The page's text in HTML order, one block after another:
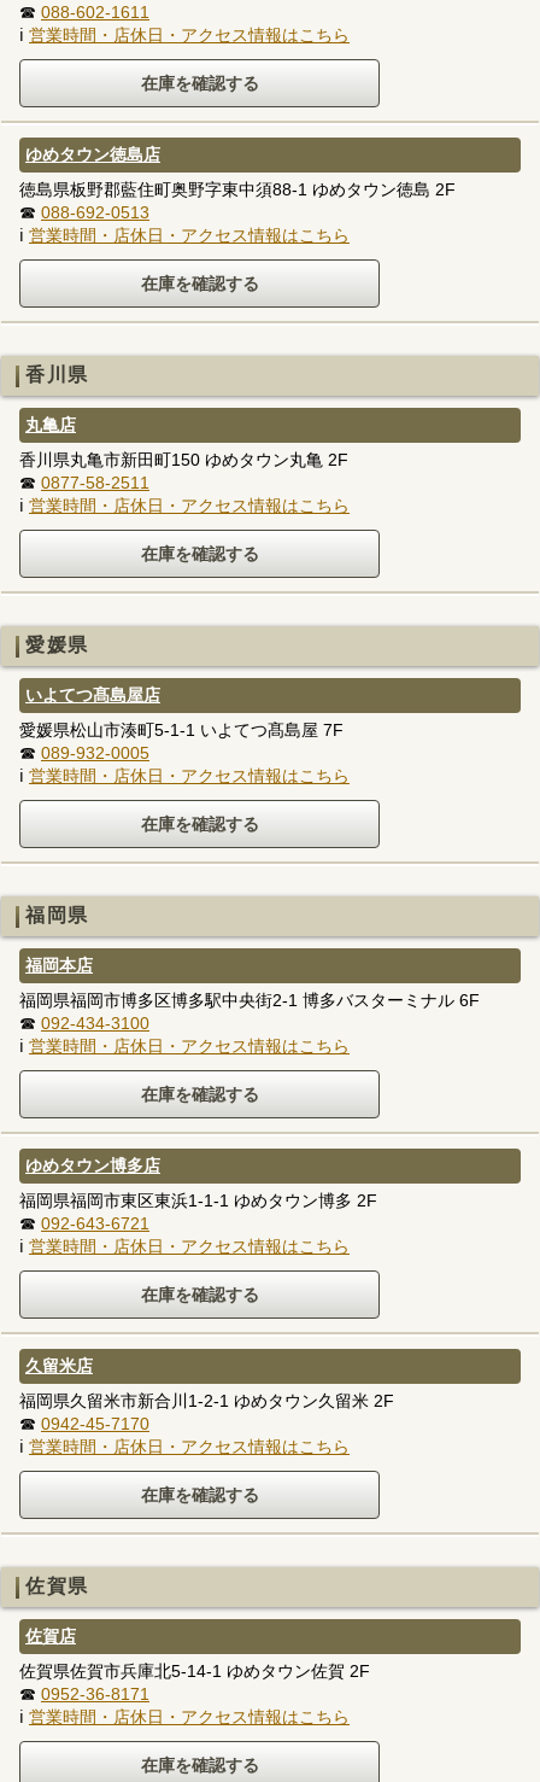
☎ 088-602-1611
ℹ 営業時間・店休日・アクセス情報はこちら
ゆめタウン徳島店
徳島県板野郡藍住町奥野字東中須88-1 ゆめタウン徳島 2F
☎ 088-692-0513
ℹ 営業時間・店休日・アクセス情報はこちら
香川県
丸亀店
香川県丸亀市新田町150 ゆめタウン丸亀 2F
☎ 0877-58-2511
ℹ 営業時間・店休日・アクセス情報はこちら
愛媛県
いよてつ髙島屋店
愛媛県松山市湊町5-1-1 いよてつ髙島屋 7F
☎ 089-932-0005
ℹ 営業時間・店休日・アクセス情報はこちら
福岡県
福岡本店
福岡県福岡市博多区博多駅中央街2-1 博多バスターミナル 6F
☎ 092-434-3100
ℹ 営業時間・店休日・アクセス情報はこちら
ゆめタウン博多店
福岡県福岡市東区東浜1-1-1 ゆめタウン博多 2F
☎ 092-643-6721
ℹ 営業時間・店休日・アクセス情報はこちら
久留米店
福岡県久留米市新合川1-2-1 ゆめタウン久留米 2F
☎ 0942-45-7170
ℹ 営業時間・店休日・アクセス情報はこちら
佐賀県
佐賀店
佐賀県佐賀市兵庫北5-14-1 ゆめタウン佐賀 2F
☎ 0952-36-8171
ℹ 営業時間・店休日・アクセス情報はこちら